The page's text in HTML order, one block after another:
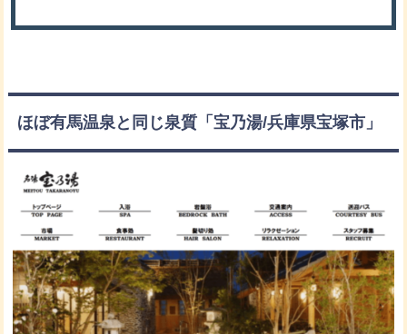
ほぼ有馬温泉と同じ泉質「宝乃湯/兵庫県宝塚市」